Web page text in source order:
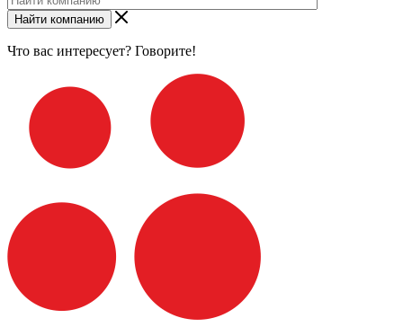
Найти компанию
Что вас интересует? Говорите!